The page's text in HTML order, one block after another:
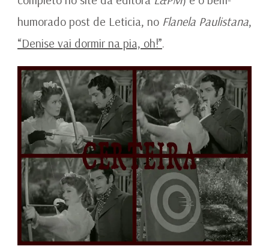
humorado post de Leticia, no Flanela Paulistana,
“Denise vai dormir na pia, oh!”.